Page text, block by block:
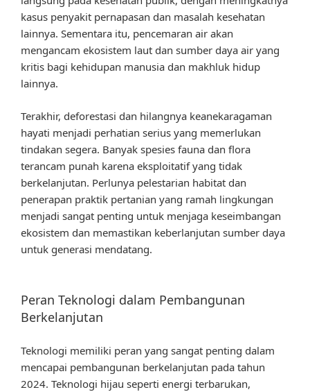
kasus penyakit pernapasan dan masalah kesehatan
lainnya. Sementara itu, pencemaran air akan
mengancam ekosistem laut dan sumber daya air yang
kritis bagi kehidupan manusia dan makhluk hidup
lainnya.
Terakhir, deforestasi dan hilangnya keanekaragaman
hayati menjadi perhatian serius yang memerlukan
tindakan segera. Banyak spesies fauna dan flora
terancam punah karena eksploitatif yang tidak
berkelanjutan. Perlunya pelestarian habitat dan
penerapan praktik pertanian yang ramah lingkungan
menjadi sangat penting untuk menjaga keseimbangan
ekosistem dan memastikan keberlanjutan sumber daya
untuk generasi mendatang.
Peran Teknologi dalam Pembangunan
Berkelanjutan
Teknologi memiliki peran yang sangat penting dalam
mencapai pembangunan berkelanjutan pada tahun
2024. Teknologi hijau seperti energi terbarukan,